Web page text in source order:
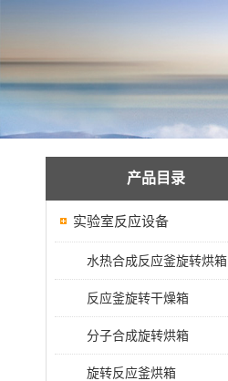
产品目录
实验室反应设备
水热合成反应釜旋转烘箱
反应釜旋转干燥箱
分子合成旋转烘箱
旋转反应釜烘箱